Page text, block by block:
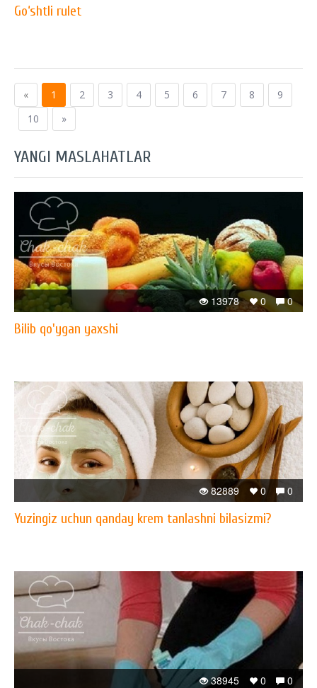
Go‘shtli rulet
« 1 2 3 4 5 6 7 8
9
10
»
YANGI MASLAHATLAR
0
0
13978
Bilib qo'ygan yaxshi
0
0
82889
Yuzingiz uchun qanday krem tanlashni bilasizmi?
0
0
38945